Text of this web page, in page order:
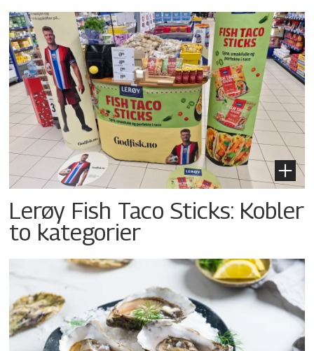
Lerøy Fish Taco Sticks: Kobler
to kategorier